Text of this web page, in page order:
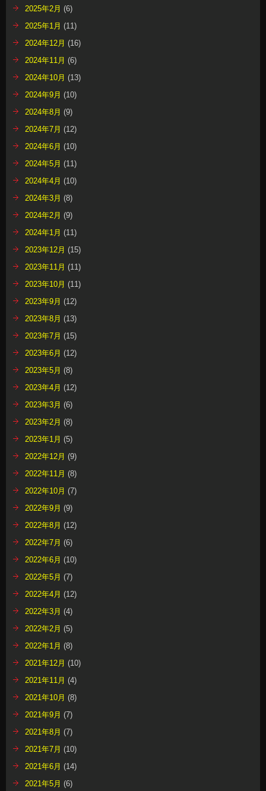
2025年2月 (6)
2025年1月 (11)
2024年12月 (16)
2024年11月 (6)
2024年10月 (13)
2024年9月 (10)
2024年8月 (9)
2024年7月 (12)
2024年6月 (10)
2024年5月 (11)
2024年4月 (10)
2024年3月 (8)
2024年2月 (9)
2024年1月 (11)
2023年12月 (15)
2023年11月 (11)
2023年10月 (11)
2023年9月 (12)
2023年8月 (13)
2023年7月 (15)
2023年6月 (12)
2023年5月 (8)
2023年4月 (12)
2023年3月 (6)
2023年2月 (8)
2023年1月 (5)
2022年12月 (9)
2022年11月 (8)
2022年10月 (7)
2022年9月 (9)
2022年8月 (12)
2022年7月 (6)
2022年6月 (10)
2022年5月 (7)
2022年4月 (12)
2022年3月 (4)
2022年2月 (5)
2022年1月 (8)
2021年12月 (10)
2021年11月 (4)
2021年10月 (8)
2021年9月 (7)
2021年8月 (7)
2021年7月 (10)
2021年6月 (14)
2021年5月 (6)